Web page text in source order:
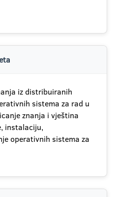
iz distribuiranih
sistema za rad u
znanja i vještina
instalaciju,
operativnih sistema za